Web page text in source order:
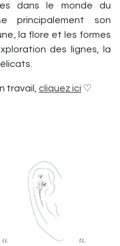
dans le monde du
principalement son
la flore et les formes
des lignes, la
travail, cliquez ici ♡